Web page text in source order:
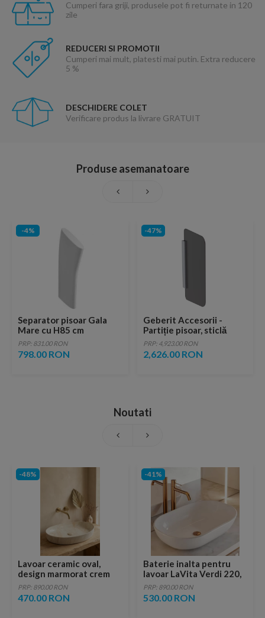
Cumperi fara griji, produsele pot fi returnate in 120
zile
REDUCERI SI PROMOTII
Cumperi mai mult, platesti mai putin. Extra reducere
5 %
DESCHIDERE COLET
Verificare produs la livrare GRATUIT
Produse asemanatoare
-4%
Separator pisoar Gala
Mare cu H85 cm
PRP: 831.00 RON
798.00 RON
-47%
Geberit Accesorii -
Partiție pisoar, sticlă
umbră
PRP: 4,923.00 RON
2,626.00 RON
Noutati
-48%
Lavoar ceramic oval,
design marmorat crem
lucios cu vene aurii,
ventil inclus
PRP: 890.00 RON
470.00 RON
-41%
Baterie inalta pentru
lavoar LaVita Verdi 220,
fara ventil, brushed
copper
PRP: 890.00 RON
530.00 RON